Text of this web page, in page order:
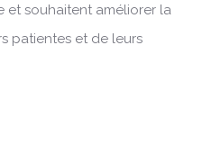
et souhaitent améliorer la
patientes et de leurs